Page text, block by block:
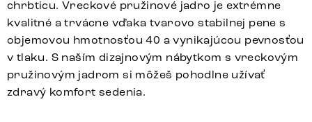
chrbticu. Vreckové pružinové jadro je extrémne
kvalitné a trvácne vďaka tvarovo stabilnej pene s
objemovou hmotnosťou 40 a vynikajúcou pevnosťou
v tlaku. S naším dizajnovým nábytkom s vreckovým
pružinovým jadrom si môžeš pohodlne užívať
zdravý komfort sedenia.
Vinka-Flex